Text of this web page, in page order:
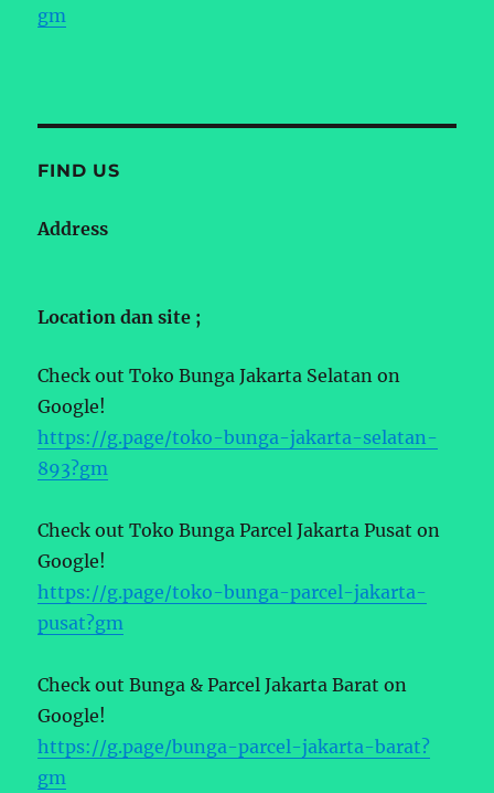
gm
FIND US
Address
Location dan site ;
Check out Toko Bunga Jakarta Selatan on
Google!
https://g.page/toko-bunga-jakarta-selatan-
893?gm
Check out Toko Bunga Parcel Jakarta Pusat on
Google!
https://g.page/toko-bunga-parcel-jakarta-
pusat?gm
Check out Bunga & Parcel Jakarta Barat on
Google!
https://g.page/bunga-parcel-jakarta-barat?
gm